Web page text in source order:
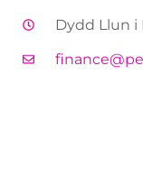
Dydd Llun i